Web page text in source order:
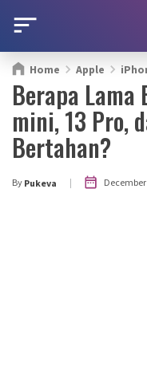
Home Apple
Berapa Lama
mini, 13 Pro,
Bertahan?
By Pukeva | December